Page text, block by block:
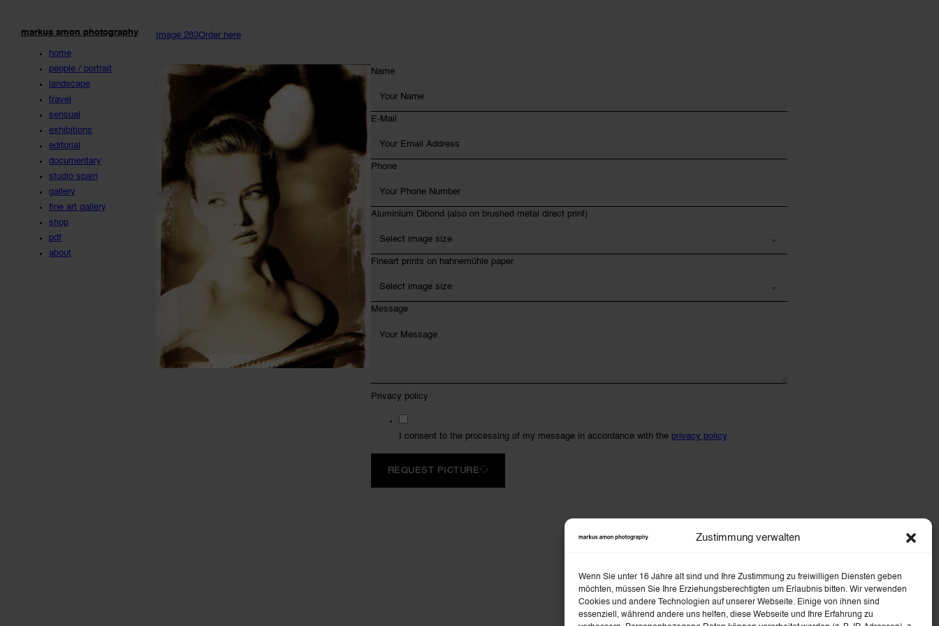
Zustimmung verwalten
Wenn Sie unter 16 Jahre alt sind und Ihre Zustimmung zu freiwilligen Diensten geben
möchten, müssen Sie Ihre Erziehungsberechtigten um Erlaubnis bitten. Wir verwenden
Cookies und andere Technologien auf unserer Webseite. Einige von ihnen sind
essenziell, während andere uns helfen, diese Webseite und Ihre Erfahrung zu
markus amon photography
home
people / portrait
landscape
travel
sensual
exhibitions
editorial
documentary
studio spain
gallery
fine art gallery
shop
pdf
about
Image 283Order here
Name
E-Mail
Phone
Aluminium Dibond (also on brushed metal direct print)
Fineart prints on hahnemühle paper
Message
Privacy policy
I consent to the processing of my message in accordance with the privacy policy.
REQUEST PICTURE